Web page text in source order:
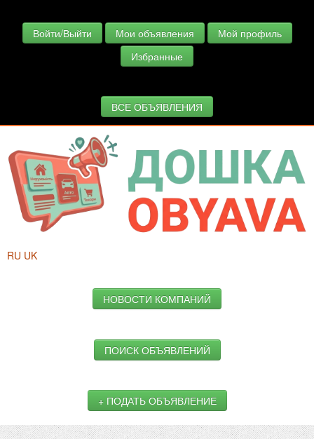
Войти/Выйти Мои объявления
Мой профиль
Избранные
ВСЕ ОБЪЯВЛЕНИЯ
RU UK
НОВОСТИ КОМПАНИЙ
ПОИСК ОБЪЯВЛЕНИЙ
+ ПОДАТЬ ОБЪЯВЛЕНИЕ